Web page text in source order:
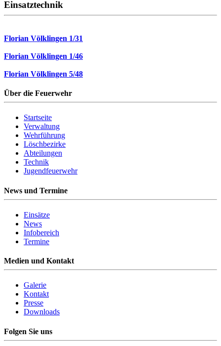
Einsatztechnik
Florian Völklingen 1/31
Florian Völklingen 1/46
Florian Völklingen 5/48
Über die Feuerwehr
Startseite
Verwaltung
Wehrführung
Löschbezirke
Abteilungen
Technik
Jugendfeuerwehr
News und Termine
Einsätze
News
Infobereich
Termine
Medien und Kontakt
Galerie
Kontakt
Presse
Downloads
Folgen Sie uns